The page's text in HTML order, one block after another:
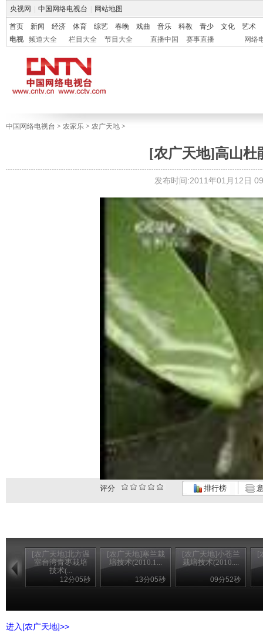
央视网 中国网络电视台 网站地图
首页 新闻 经济 体育 综艺 春晚 戏曲 音乐 科教 青少 文化
艺术
电视
频道大全 栏目大全 节目大全 直播中国 赛事直播 网络
中国网络电视台 > 农家乐 > 农广天地 >
[农广天地]高山杜
发布时间:2011年01月12日
评分 排行榜
[农广天地]北方温
室台湾青枣栽培
技术(...
12分05秒
[农广天地]寒兰栽
培技术(2010.1...
13分05秒
[农广天地]小苍兰
栽培技术(2010....
09分52秒
[
进入[农广天地]>>